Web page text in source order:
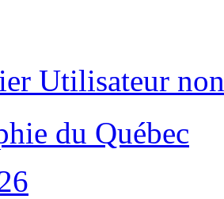
Utilisateur
du Québec